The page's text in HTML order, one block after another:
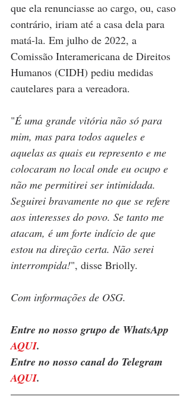
que ela renunciasse ao cargo, ou, caso
contrário, iriam até a casa dela para
matá-la. Em julho de 2022, a
Comissão Interamericana de Direitos
Humanos (CIDH) pediu medidas
cautelares para a vereadora.
"É uma grande vitória não só para
mim, mas para todos aqueles e
aquelas as quais eu represento e me
colocaram no local onde eu ocupo e
não me permitirei ser intimidada.
Seguirei bravamente no que se refere
aos interesses do povo. Se tanto me
atacam, é um forte indício de que
estou na direção certa. Não serei
interrompida!", disse Briolly.
Com informações de OSG.
Entre no nosso grupo de WhatsApp
AQUI.
Entre no nosso canal do Telegram
AQUI.